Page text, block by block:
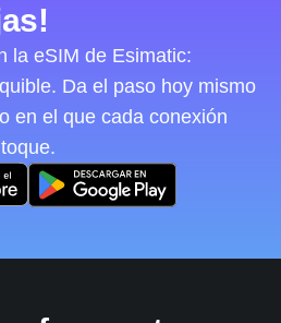
la eSIM de Esimatic:
Da el paso hoy mismo
en el que cada conexión